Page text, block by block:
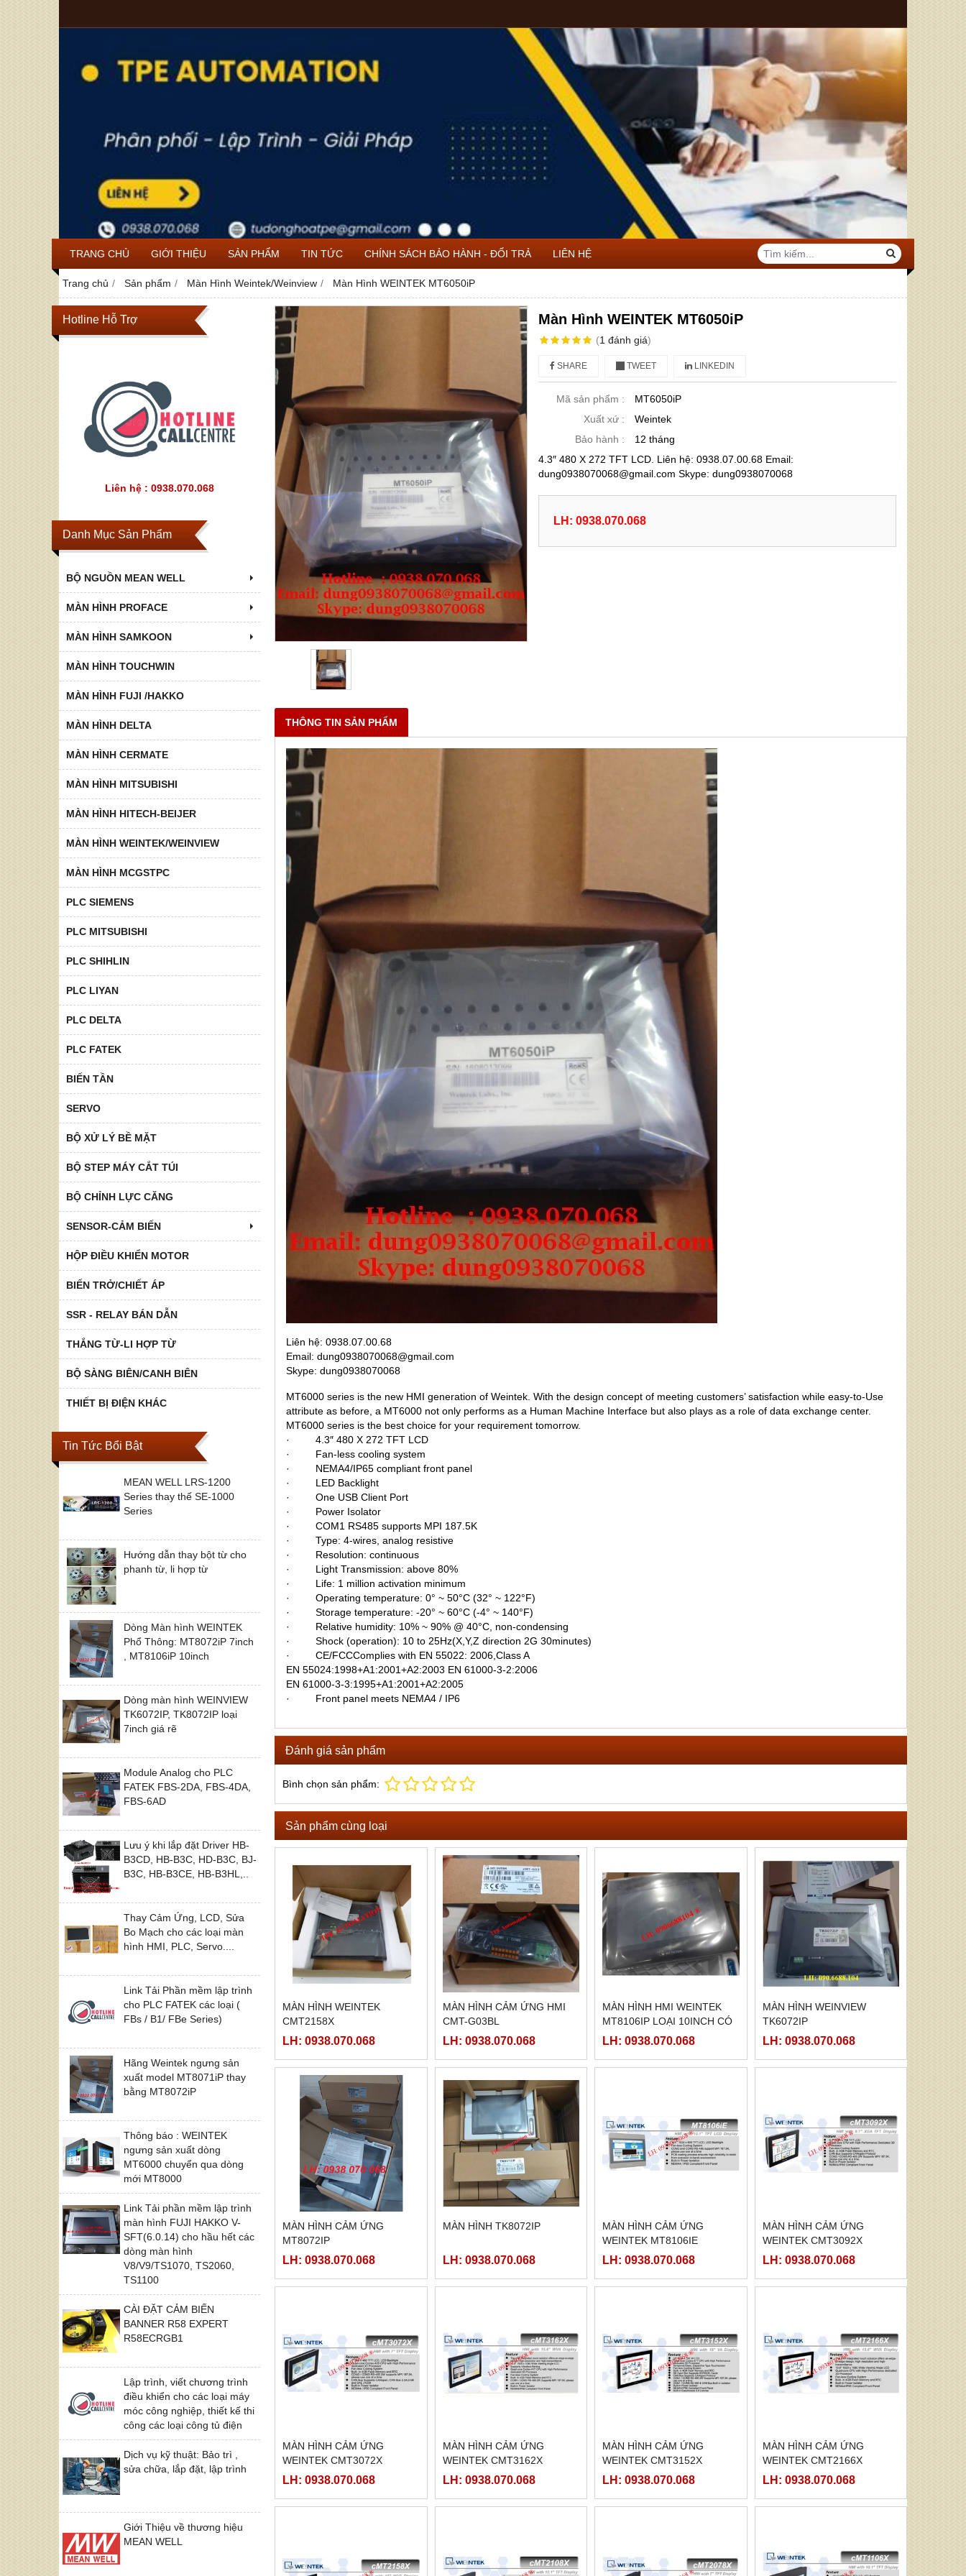
TRANG CHỦ GIỚI THIỆU SẢN PHẨM TIN TỨC CHÍNH SÁCH BẢO HÀNH - ĐỔI TRẢ LIÊN HỆ
Trang chủ Sản phẩm Màn Hình Weintek/Weinview Màn Hình WEINTEK MT6050iP
Hotline Hỗ Trợ
Liên hệ : 0938.070.068
Danh Mục Sản Phẩm
BỘ NGUỒN MEAN WELL
MÀN HÌNH PROFACE
MÀN HÌNH SAMKOON
MÀN HÌNH TOUCHWIN
MÀN HÌNH FUJI /HAKKO
MÀN HÌNH DELTA
MÀN HÌNH CERMATE
MÀN HÌNH MITSUBISHI
MÀN HÌNH HITECH-BEIJER
MÀN HÌNH WEINTEK/WEINVIEW
MÀN HÌNH MCGSTPC
PLC SIEMENS
PLC MITSUBISHI
PLC SHIHLIN
PLC LIYAN
PLC DELTA
PLC FATEK
BIẾN TẦN
SERVO
BỘ XỬ LÝ BỀ MẶT
BỘ STEP MÁY CẮT TÚI
BỘ CHỈNH LỰC CĂNG
SENSOR-CẢM BIẾN
HỘP ĐIỀU KHIỂN MOTOR
BIẾN TRỞ/CHIẾT ÁP
SSR - RELAY BÁN DẪN
THẮNG TỪ-LI HỢP TỪ
BỘ SÀNG BIÊN/CANH BIÊN
THIẾT BỊ ĐIỆN KHÁC
Tin Tức Bổi Bật
MEAN WELL LRS-1200
Series thay thế SE-1000
Series
Hướng dẫn thay bột từ cho
phanh từ, li hợp từ
Dòng Màn hình WEINTEK
Phổ Thông: MT8072iP 7inch
, MT8106iP 10inch
Dòng màn hình WEINVIEW
TK6072IP, TK8072IP loại
7inch giá rẽ
Module Analog cho PLC
FATEK FBS-2DA, FBS-4DA,
FBS-6AD
Lưu ý khi lắp đặt Driver HB-
B3CD, HB-B3C, HD-B3C, BJ-
B3C, HB-B3CE, HB-B3HL,..
Thay Cảm Ứng, LCD, Sửa
Bo Mạch cho các loại màn
hình HMI, PLC, Servo....
Link Tải Phần mềm lập trình
cho PLC FATEK các loại (
FBs / B1/ FBe Series)
Hãng Weintek ngưng sản
xuất model MT8071iP thay
bằng MT8072iP
Thông báo : WEINTEK
ngưng sản xuất dòng
MT6000 chuyển qua dòng
mới MT8000
Link Tải phần mềm lập trình
màn hình FUJI HAKKO V-
SFT(6.0.14) cho hầu hết các
dòng màn hình
V8/V9/TS1070, TS2060,
TS1100
CÀI ĐẶT CẢM BIẾN
BANNER R58 EXPERT
R58ECRGB1
Lập trình, viết chương trình
điều khiển cho các loại máy
móc công nghiệp, thiết kế thi
công các loại công tủ điện
Dịch vụ kỹ thuật: Bảo trì ,
sửa chữa, lắp đặt, lập trình
Giới Thiệu về thương hiệu
MEAN WELL
Màn Hình WEINTEK MT6050iP
(1 đánh giá)
SHARE TWEET LINKEDIN
Mã sản phẩm :
MT6050iP
Xuất xứ :
Weintek
Bảo hành :
12 tháng
4.3″ 480 X 272 TFT LCD. Liên hệ: 0938.07.00.68 Email:
dung0938070068@gmail.com Skype: dung0938070068
LH: 0938.070.068
THÔNG TIN SẢN PHẨM
Liên hệ: 0938.07.00.68
Email: dung0938070068@gmail.com
Skype: dung0938070068
MT6000 series is the new HMI generation of Weintek. With the design concept of meeting customers’ satisfaction while easy-to-Use
attribute as before, a MT6000 not only performs as a Human Machine Interface but also plays as a role of data exchange center.
MT6000 series is the best choice for your requirement tomorrow.
· 4.3″ 480 X 272 TFT LCD
· Fan-less cooling system
· NEMA4/IP65 compliant front panel
· LED Backlight
· One USB Client Port
· Power Isolator
· COM1 RS485 supports MPI 187.5K
· Type: 4-wires, analog resistive
· Resolution: continuous
· Light Transmission: above 80%
· Life: 1 million activation minimum
· Operating temperature: 0° ~ 50°C (32° ~ 122°F)
· Storage temperature: -20° ~ 60°C (-4° ~ 140°F)
· Relative humidity: 10% ~ 90% @ 40°C, non-condensing
· Shock (operation): 10 to 25Hz(X,Y,Z direction 2G 30minutes)
· CE/FCCComplies with EN 55022: 2006,Class A
EN 55024:1998+A1:2001+A2:2003 EN 61000-3-2:2006
EN 61000-3-3:1995+A1:2001+A2:2005
· Front panel meets NEMA4 / IP6
Đánh giá sản phẩm
Bình chọn sản phẩm:
Sản phẩm cùng loại
MÀN HÌNH WEINTEK
CMT2158X
LH: 0938.070.068
MÀN HÌNH CẢM ỨNG HMI
CMT-G03BL
LH: 0938.070.068
MÀN HÌNH HMI WEINTEK
MT8106IP LOẠI 10INCH CÓ
ETHERNET
LH: 0938.070.068
MÀN HÌNH WEINVIEW
TK6072IP
LH: 0938.070.068
MÀN HÌNH CẢM ỨNG
MT8072IP
LH: 0938.070.068
MÀN HÌNH TK8072IP
LH: 0938.070.068
MÀN HÌNH CẢM ỨNG
WEINTEK MT8106IE
LH: 0938.070.068
MÀN HÌNH CẢM ỨNG
WEINTEK CMT3092X
LH: 0938.070.068
MÀN HÌNH CẢM ỨNG
WEINTEK CMT3072X
LH: 0938.070.068
MÀN HÌNH CẢM ỨNG
WEINTEK CMT3162X
LH: 0938.070.068
MÀN HÌNH CẢM ỨNG
WEINTEK CMT3152X
LH: 0938.070.068
MÀN HÌNH CẢM ỨNG
WEINTEK CMT2166X
LH: 0938.070.068